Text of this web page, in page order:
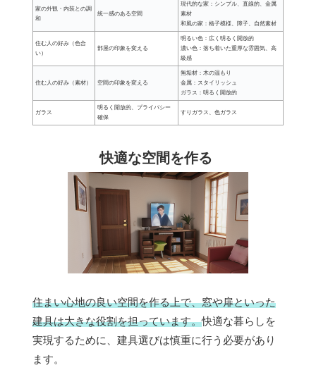
家の外観・内装との調
和
統一感のある空間
現代的な家：シンプル、直線的、金属
素材
和風の家：格子模様、障子、自然素材
住む人の好み（色合
い）
部屋の印象を変える
明るい色：広く明るく開放的
濃い色：落ち着いた重厚な雰囲気、高
級感
住む人の好み（素材） 空間の印象を変える
無垢材：木の温もり
金属：スタイリッシュ
ガラス：明るく開放的
ガラス
明るく開放的、プライバシー
確保
すりガラス、色ガラス
快適な空間を作る
住まい心地の良い空間を作る上で、窓や扉といった
建具は大きな役割を担っています。快適な暮らしを
実現するために、建具選びは慎重に行う必要があり
ます。